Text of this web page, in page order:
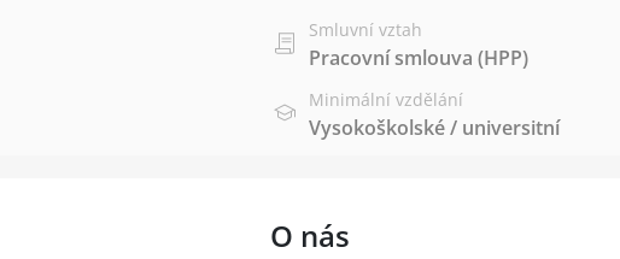
Smluvní vztah
Pracovní smlouva (HPP)
Minimální vzdělání
Vysokoškolské / universitní
O nás